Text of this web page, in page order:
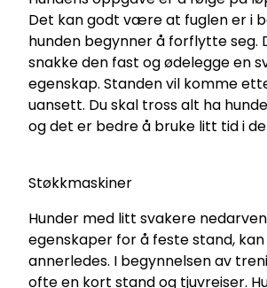
Det kan godt være at fuglen er i
hunden begynner å forflytte seg.
snakke den fast og ødelegge en
egenskap. Standen vil komme
uansett. Du skal tross alt ha
og det er bedre å bruke litt tid i
Støkkmaskiner
Hunder med litt svakere
egenskaper for å feste stand,
annerledes. I begynnelsen av
ofte en kort stand og tjuvreiser.